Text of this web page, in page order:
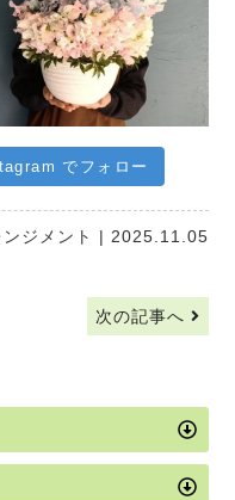
でフォロー
ジメント | 2025.11.05
次の記事へ